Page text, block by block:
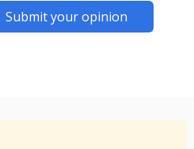
Submit your opinion